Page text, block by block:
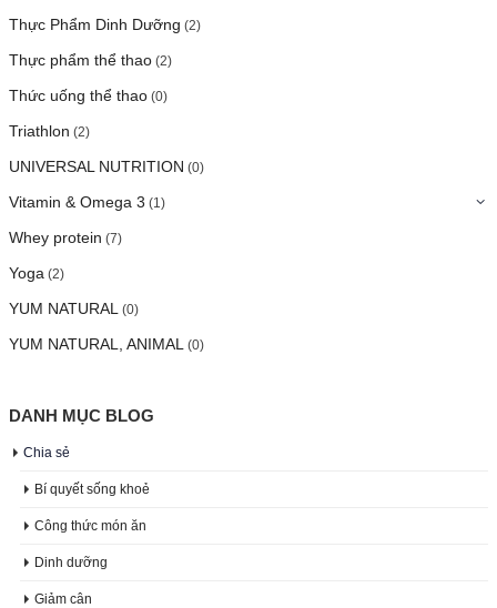
Thực Phẩm Dinh Dưỡng (2)
Thực phẩm thể thao (2)
Thức uống thể thao (0)
Triathlon (2)
UNIVERSAL NUTRITION (0)
Vitamin & Omega 3 (1)
Whey protein (7)
Yoga (2)
YUM NATURAL (0)
YUM NATURAL, ANIMAL (0)
DANH MỤC BLOG
Chia sẻ
Bí quyết sống khoẻ
Công thức món ăn
Dinh dưỡng
Giảm cân